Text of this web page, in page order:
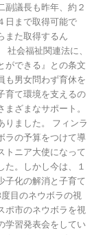
副議長も昨年、約２
日まで取得可能で
また取得するん
会福祉関連法に、
ができる』との条文
も男女問わず育休を
育て環境を支えるの
ざまなサポート。
りました。 フィンラ
ラの予算をつけて導
トニア大使になって
た。しかし今は、１
子化の解消と子育て
目のネウボラの視
ポ市のネウボラを視
学習発表会をしてい